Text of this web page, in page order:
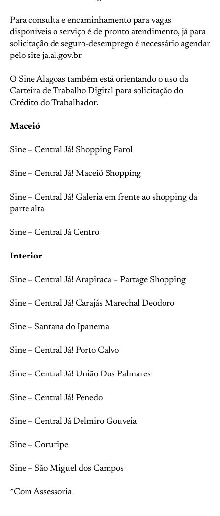
Para consulta e encaminhamento para vagas
disponíveis o serviço é de pronto atendimento, já para
solicitação de seguro-desemprego é necessário agendar
pelo site ja.al.gov.br
O Sine Alagoas também está orientando o uso da
Carteira de Trabalho Digital para solicitação do
Crédito do Trabalhador.
Maceió
Sine – Central Já! Shopping Farol
Sine – Central Já! Maceió Shopping
Sine – Central Já! Galeria em frente ao shopping da
parte alta
Sine – Central Já Centro
Interior
Sine – Central Já! Arapiraca – Partage Shopping
Sine – Central Já! Carajás Marechal Deodoro
Sine – Santana do Ipanema
Sine – Central Já! Porto Calvo
Sine – Central Já! União Dos Palmares
Sine – Central Já! Penedo
Sine – Central Já Delmiro Gouveia
Sine – Coruripe
Sine – São Miguel dos Campos
*Com Assessoria